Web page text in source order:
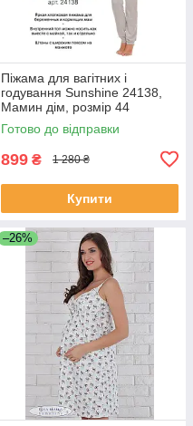
Піжама для вагітних і
годування Sunshine 24138,
Мамин дім, розмір 44
Готово до відправки
899 ₴ 1 280 ₴
Купити
–26%